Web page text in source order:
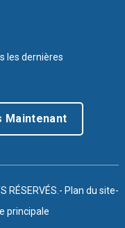
les dernières
Maintenant
RÉSERVÉS.- Plan du site-
principale